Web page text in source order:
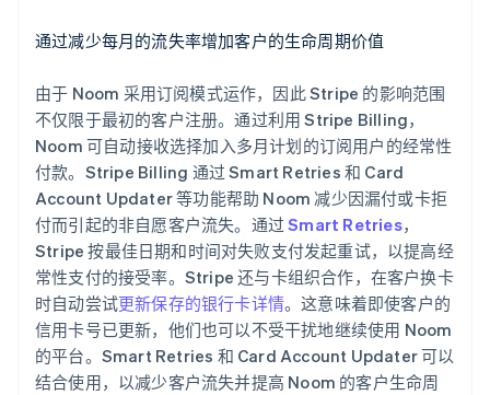
通过减少每月的流失率增加客户的生命周期价值
由于 Noom 采用订阅模式运作，因此 Stripe 的影响范围
不仅限于最初的客户注册。通过利用 Stripe Billing，
Noom 可自动接收选择加入多月计划的订阅用户的经常性
付款。Stripe Billing 通过 Smart Retries 和 Card
Account Updater 等功能帮助 Noom 减少因漏付或卡拒
付而引起的非自愿客户流失。通过Smart Retries，
Stripe 按最佳日期和时间对失败支付发起重试，以提高经
常性支付的接受率。Stripe 还与卡组织合作，在客户换卡
时自动尝试更新保存的银行卡详情。这意味着即使客户的
信用卡号已更新，他们也可以不受干扰地继续使用 Noom
的平台。Smart Retries 和 Card Account Updater 可以
结合使用，以减少客户流失并提高 Noom 的客户生命周